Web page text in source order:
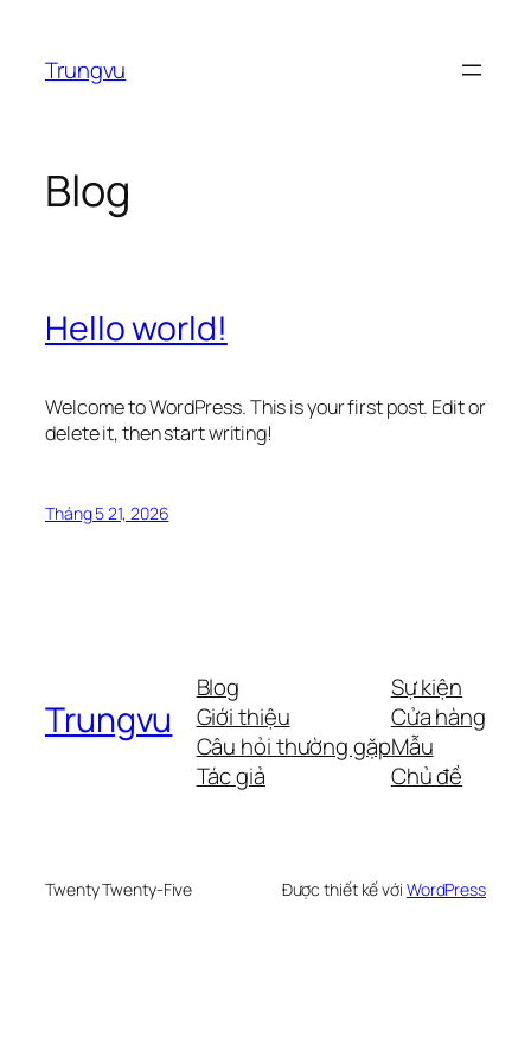
phầnTrungvu
Blog
Hello world!
Welcome to WordPress. This is your first post. Edit or
delete it, then start writing!
Tháng 5 21, 2026
Trungvu
Blog
Giới thiệu
Câu hỏi thường gặp
Tác giả
Sự kiện
Cửa hàng
Mẫu
Chủ đề
Twenty Twenty-Five Được thiết kế với WordPress